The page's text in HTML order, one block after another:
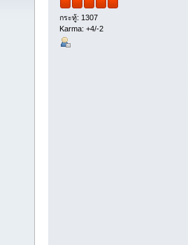
กระทู้: 1307
Karma: +4/-2